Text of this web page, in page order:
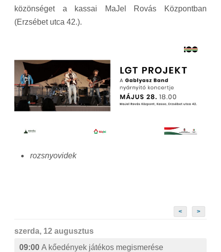
közönséget a kassai MaJel Rovás Központban
(Erzsébet utca 42.).
rozsnyovidek
< >
szerda, 12 augusztus
09:00 A kőedények játékos megismerése